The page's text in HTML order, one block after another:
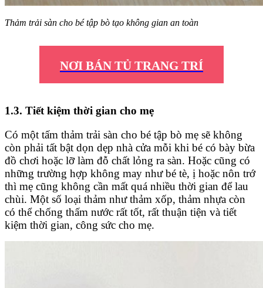
Thảm trải sàn cho bé tập bò tạo không gian an toàn
NƠI BÁN TỦ TRANG TRÍ
1.3. Tiết kiệm thời gian cho mẹ
Có một tấm thảm trải sàn cho bé tập bò mẹ sẽ không
còn phải tất bật dọn dẹp nhà cửa mỗi khi bé có bày bừa
đồ chơi hoặc lỡ làm đỗ chất lỏng ra sàn. Hoặc cũng có
những trường hợp không may như bé tè, ị hoặc nôn trớ
thì mẹ cũng không cần mất quá nhiều thời gian để lau
chùi. Một số loại thảm như thảm xốp, thảm nhựa còn
có thể chống thấm nước rất tốt, rất thuận tiện và tiết
kiệm thời gian, công sức cho mẹ.